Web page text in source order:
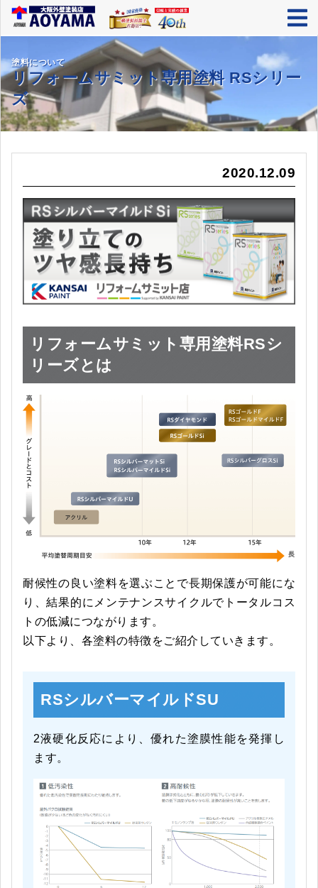
塗料について
リフォームサミット専用塗料RSシリー
ズ
2020.12.09
リフォームサミット専用塗料RSシ
リーズとは
耐候性の良い塗料を選ぶことで長期保護が可能にな
り、結果的にメンテナンスサイクルでトータルコス
トの低減につながります。
以下より、各塗料の特徴をご紹介していきます。
RSシルバーマイルドSU
2液硬化反応により、優れた塗膜性能を発揮し
ます。